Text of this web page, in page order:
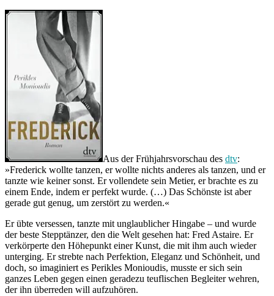
Aus der Frühjahrsvorschau des dtv:
»Frederick wollte tanzen, er wollte nichts anderes als tanzen, und er
tanzte wie keiner sonst. Er vollendete sein Metier, er brachte es zu
einem Ende, indem er perfekt wurde. (…) Das Schönste ist aber
gerade gut genug, um zerstört zu werden.«
Er übte versessen, tanzte mit unglaublicher Hingabe – und wurde
der beste Stepptänzer, den die Welt gesehen hat: Fred Astaire. Er
verkörperte den Höhepunkt einer Kunst, die mit ihm auch wieder
unterging. Er strebte nach Perfektion, Eleganz und Schönheit, und
doch, so imaginiert es Perikles Monioudis, musste er sich sein
ganzes Leben gegen einen geradezu teuflischen Begleiter wehren,
der ihn überreden will aufzuhören.